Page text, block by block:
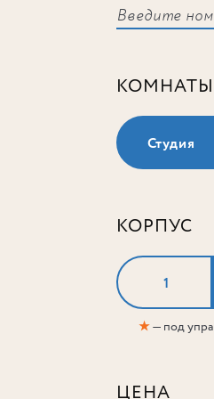
КОМНАТЫ
Студия
КОРПУС
1
★— под
ЦЕНА